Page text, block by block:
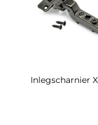
Inlegscharnier